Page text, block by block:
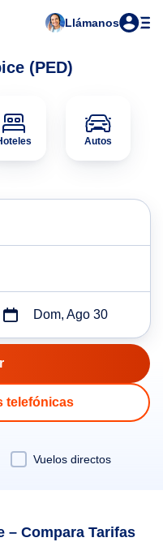
Llámanos
(PED)
Autos
Dom, Ago 30
telefónicas
Vuelos directos
– Compara Tarifas